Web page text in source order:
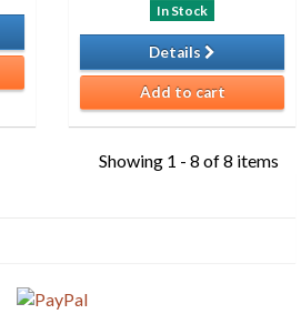
In Stock
Details
Add to cart
Showing 1 - 8 of 8 items